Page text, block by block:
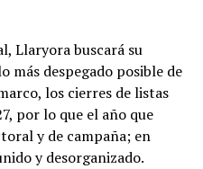
Llaryora buscará su
más despegado posible de
los cierres de listas
por lo que el año que
y de campaña; en
y desorganizado.